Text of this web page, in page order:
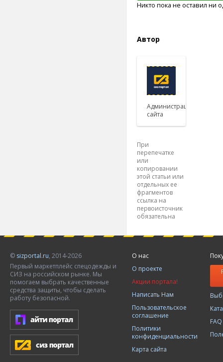
Никто пока не оставил ни
Автор
Администрация
сайта
При
перепечатке
или
копировании
этой статьи или
отдельных ее
фрагментов
ссылка на
первоисточник
обязательна
© sizportal.ru, 2014-2026
Первый маркетплейс спецодежды и
СИЗ на российском рынке. Мы
помогаем выбрать качественные
средства защиты, чтобы сделать
работу безопасной.
О нас
О проекте
Акции портала!
Написать Нам
Пользовательское
соглашение
Политики
конфиденциальности
Карта сайта
FAQ